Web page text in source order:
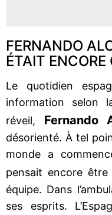
FERNANDO
ÉTAIT ENCORE
Le quotidien
information selon
réveil, Fernando
désorienté. À tel
monde a
pensait encore être
équipe. Dans
ses esprits.